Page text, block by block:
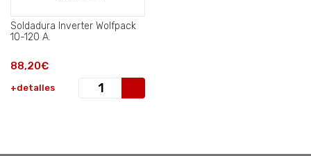
Soldadura Inverter Wolfpack
10-120 A.
88,20€
+detalles